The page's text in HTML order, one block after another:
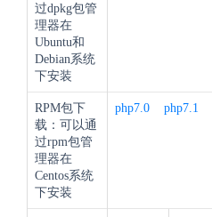
过dpkg包管
理器在
Ubuntu和
Debian系统
下安装
RPM包下
载：可以通
过rpm包管
理器在
Centos系统
下安装
php7.0 php7.1